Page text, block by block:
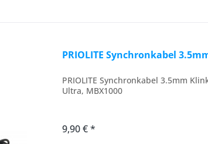
PRIOLITE Synchronkabel
PRIOLITE Synchronkabel 3.5mm
Ultra, MBX1000
9,90 € *